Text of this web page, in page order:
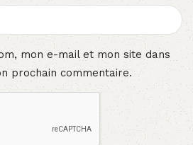
mon e-mail et mon site dans
prochain commentaire.